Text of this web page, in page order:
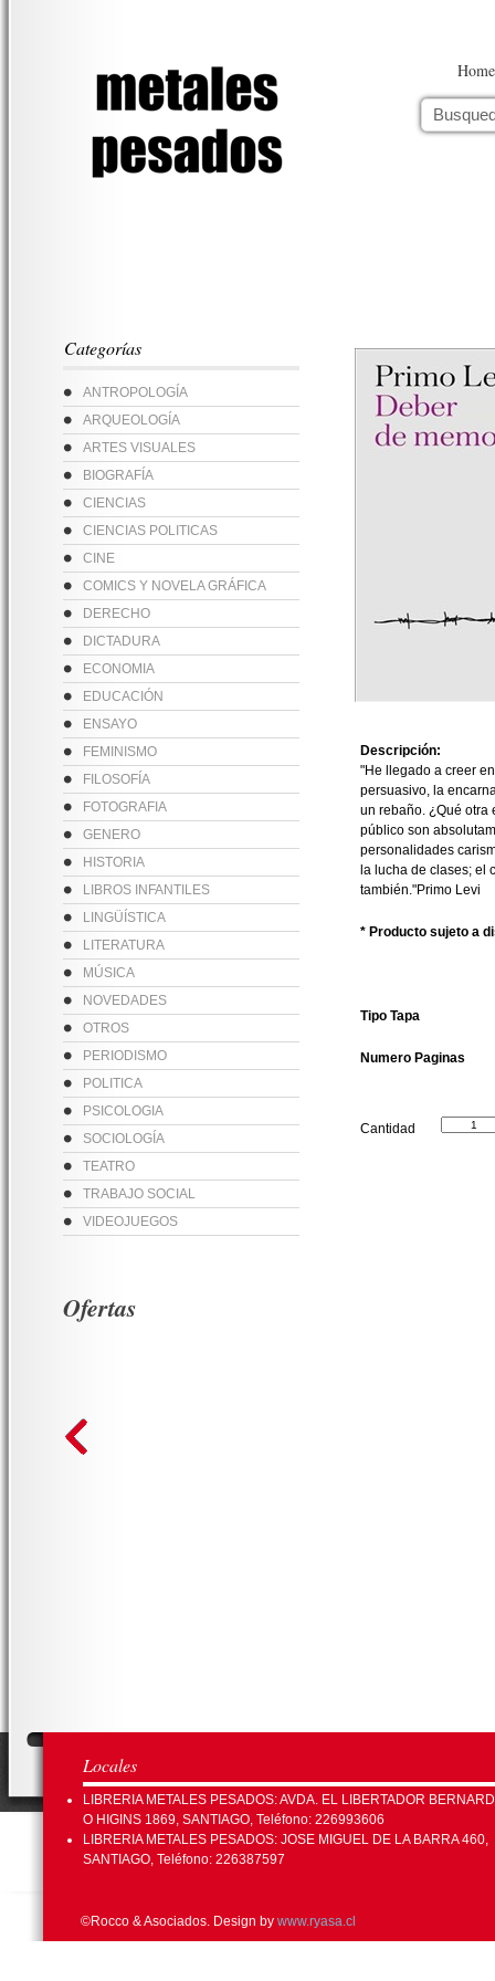
Home
Categorías
ANTROPOLOGÍA
ARQUEOLOGÍA
ARTES VISUALES
BIOGRAFÍA
CIENCIAS
CIENCIAS POLITICAS
CINE
COMICS Y NOVELA GRÁFICA
DERECHO
DICTADURA
ECONOMIA
EDUCACIÓN
ENSAYO
FEMINISMO
FILOSOFÍA
FOTOGRAFIA
GENERO
HISTORIA
LIBROS INFANTILES
LINGÜÍSTICA
LITERATURA
MÚSICA
NOVEDADES
OTROS
PERIODISMO
POLITICA
PSICOLOGIA
SOCIOLOGÍA
TEATRO
TRABAJO SOCIAL
VIDEOJUEGOS
Descripción:
"He llegado a creer
persuasivo, la
un rebaño. ¿Qué otra
público son
personalidades
la lucha de clases; el
también."Primo Levi
* Producto sujeto a
Tipo Tapa
Numero Paginas
Cantidad
Ofertas
Locales
LIBRERIA METALES PESADOS: AVDA. EL LIBERTADOR
O HIGINS 1869, SANTIAGO, Teléfono: 226993606
LIBRERIA METALES PESADOS: JOSE MIGUEL DE LA BARRA 460,
SANTIAGO, Teléfono: 226387597
©Rocco & Asociados. Design by www.ryasa.cl